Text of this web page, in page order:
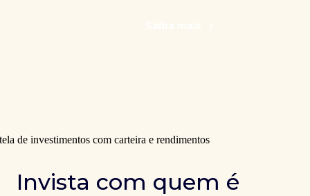
Invista com quem é